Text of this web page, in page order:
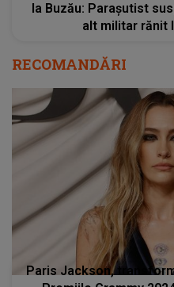
la Buzău: Parașutist
alt militar rănit
RECOMANDĂRI
Paris Jackson,